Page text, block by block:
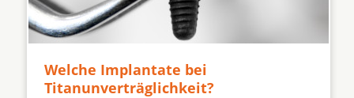
Welche Implantate bei
Titanunverträglichkeit?